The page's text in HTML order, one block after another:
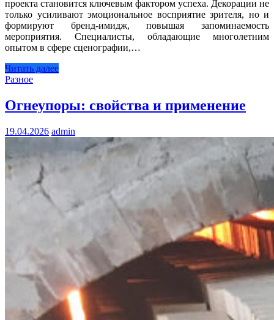
проекта становится ключевым фактором успеха. Декорации не
только усиливают эмоциональное восприятие зрителя, но и
формируют бренд‑имидж, повышая запоминаемость
мероприятия. Специалисты, обладающие многолетним
опытом в сфере сценографии,…
Читать далее
Разное
Огнеупоры: свойства и применение
19.04.2026 admin